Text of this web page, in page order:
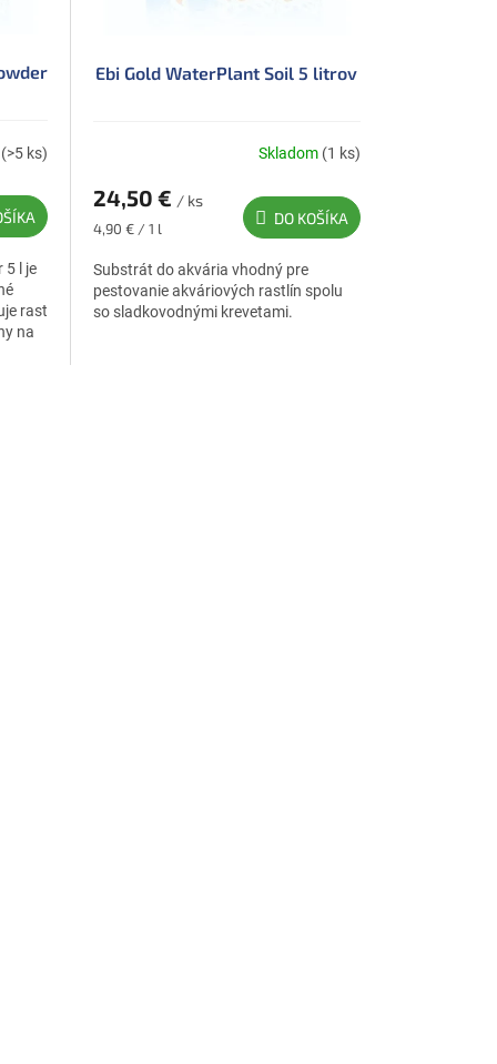
(>5 ks)
5 l je
rast
na
Ebi Gold WaterPlant Soil 5 litrov
Skladom (1 ks)
24,50 € / ks
Jednotková
4,90 € / 1 l
DO KOŠÍKA
Substrát do akvária vhodný pre
pestovanie akváriových rastlín spolu
so sladkovodnými krevetami.